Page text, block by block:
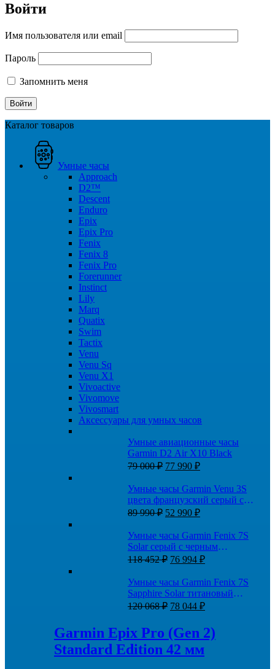
Войти
Имя пользователя или email
Пароль
Запомнить меня
Каталог товаров
Умные часы
Approach
D2™
Descent
Enduro
Epix
Epix Pro
Fenix
Fenix 8
Fenix Pro
Forerunner
Instinct
Lily
Marq
Quatix
Swim
Tactix
Venu
Venu Sq
Venu X1
Vivoactive
Vivomove
Vivosmart
Аксессуары для умных часов
Умные авиационные часы
Garmin D2 Air X10 Black
79 000₽ Первоначальная
составляла
79
000 ₽.
77 990 ₽Текущая
77
990 ₽.
Умные часы Garmin Venu 3S
цвета французский серый с
кожаным ремешком с золотистым
89 990₽ Первоначальная
составляла
89
990 ₽.
52 990 ₽Текущая
52
990 ₽.
Умные часы Garmin Fenix 7S
Solar серый с черным
силиконовым ремешком
118 452₽ Первоначальная
составляла
118
452 ₽.
76 994 ₽Текущая
76
994 ₽.
Умные часы Garmin Fenix 7S
Sapphire Solar титановый
угольно-серый DLC с
120 068₽ Первоначальная
составляла
120
068 ₽.
78 044 ₽Текущая
78
044 ₽.
Garmin Epix Pro (Gen 2)
Standard Edition 42 мм